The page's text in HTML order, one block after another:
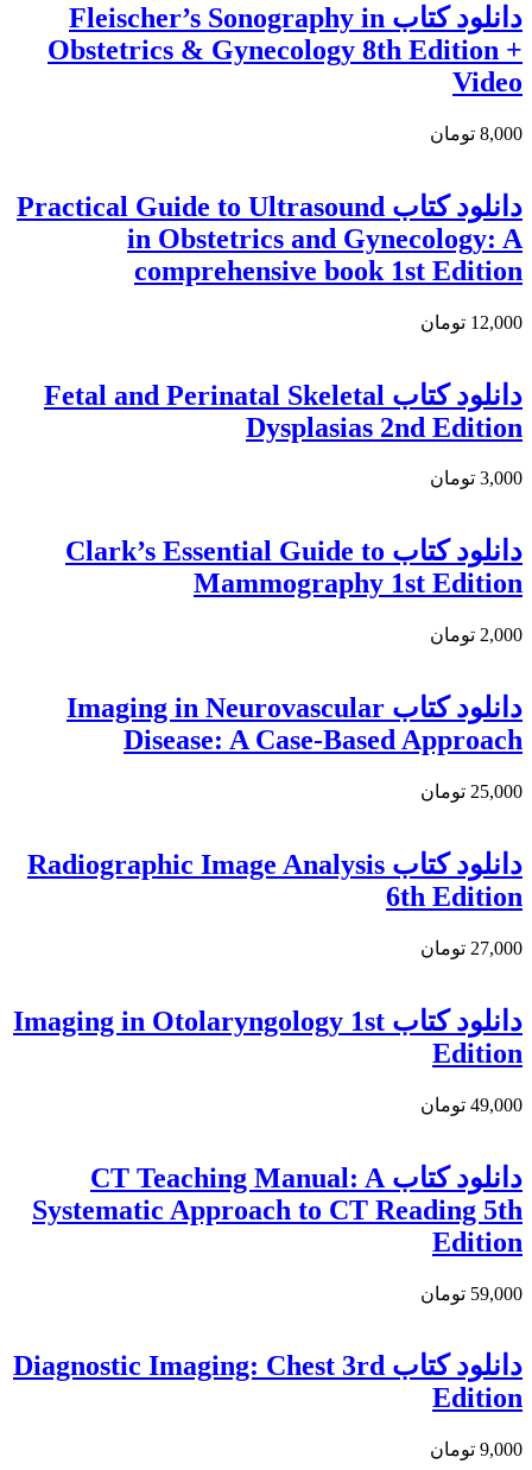
دانلود كتاب Fleischer’s Sonography in
Obstetrics & Gynecology 8th Edition +
Video
8,000 تومان
دانلود کتاب Practical Guide to Ultrasound
in Obstetrics and Gynecology: A
comprehensive book 1st Edition
12,000 تومان
دانلود کتاب Fetal and Perinatal Skeletal
Dysplasias 2nd Edition
3,000 تومان
دانلود کتاب Clark’s Essential Guide to
Mammography 1st Edition
2,000 تومان
دانلود کتاب Imaging in Neurovascular
Disease: A Case-Based Approach
25,000 تومان
دانلود کتاب Radiographic Image Analysis
6th Edition
27,000 تومان
دانلود كتاب Imaging in Otolaryngology 1st
Edition
49,000 تومان
دانلود کتاب CT Teaching Manual: A
Systematic Approach to CT Reading 5th
Edition
59,000 تومان
دانلود كتاب Diagnostic Imaging: Chest 3rd
Edition
9,000 تومان